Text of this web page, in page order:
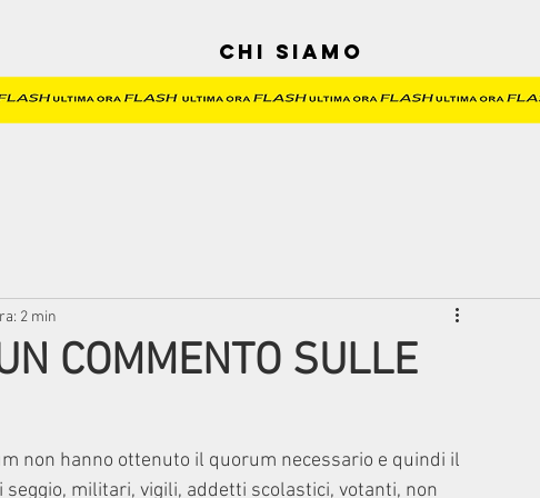
Chi siamo
COMMENTO SULLE
2 min
non hanno ottenuto il quorum necessario e quindi il
militari, vigili, addetti scolastici, votanti, non